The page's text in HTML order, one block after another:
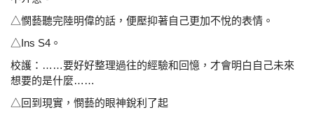
△憫藝聽完陸明偉的話，便壓抑著自己更加不悅的表情。
△Ins S4。
校護：……要好好整理過往的經驗和回憶，才會明白自己未來
想要的是什麼……
△回到現實，憫藝的眼神銳利了起